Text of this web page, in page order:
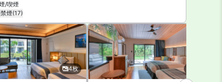
/喫煙
禁煙(17)
4枚